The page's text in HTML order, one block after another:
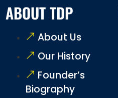
ABOUT TDP
About Us
Our History
Founder’s
Biography